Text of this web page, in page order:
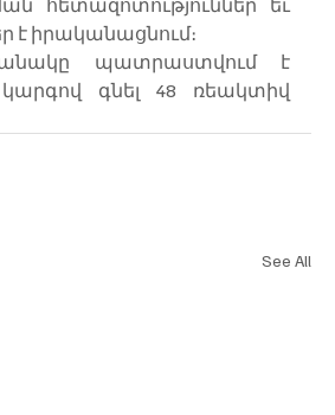
հետազոտություններ եւ
է իրականացնում։
պատրաստվում է
գնել 48 ռեակտիվ
See All